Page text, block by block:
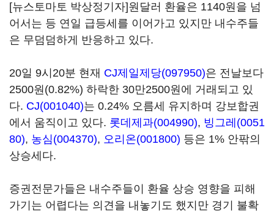
[뉴스토마토 박상정기자]원달러 환율은 1140원을 넘
어서는 등 연일 급등세를 이어가고 있지만 내수주들
은 무덤덤하게 반응하고 있다.
20일 9시20분 현재 CJ제일제당(097950)은 전날보다
2500원(0.82%) 하락한 30만2500원에 거래되고 있
다. CJ(001040)는 0.24% 오름세 유지하며 강보합권
에서 움직이고 있다. 롯데제과(004990), 빙그레(0051
80), 농심(004370), 오리온(001800) 등은 1% 안팎의
상승세다.
증권전문가들은 내수주들이 환율 상승 영향을 피해
가기는 어렵다는 의견을 내놓기도 했지만 경기 불확